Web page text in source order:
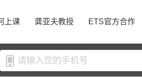
上课 龚亚夫教授 ETS官方合作